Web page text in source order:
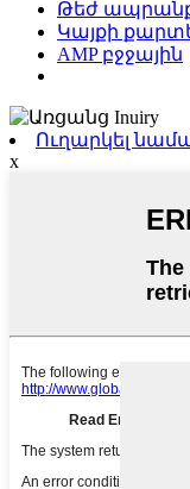
Թեժ
Կայքի
AMP բջջային
Ուղարկել
x